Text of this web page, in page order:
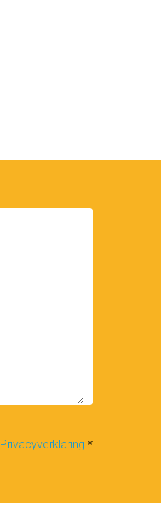
Privacyverklaring *